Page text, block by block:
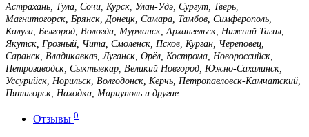
Астрахань, Тула, Сочи, Курск, Улан-Удэ, Сургут, Тверь,
Магнитогорск, Брянск, Донецк, Самара, Тамбов, Симферополь,
Калуга, Белгород, Вологда, Мурманск, Архангельск, Нижний Тагил,
Якутск, Грозный, Чита, Смоленск, Псков, Курган, Череповец,
Саранск, Владикавказ, Луганск, Орёл, Кострома, Новороссийск,
Петрозаводск, Сыктывкар, Великий Новгород, Южно-Сахалинск,
Уссурийск, Норильск, Волгодонск, Керчь, Петропавловск-Камчатский,
Пятигорск, Находка, Мариуполь и другие.
Отзывы 0